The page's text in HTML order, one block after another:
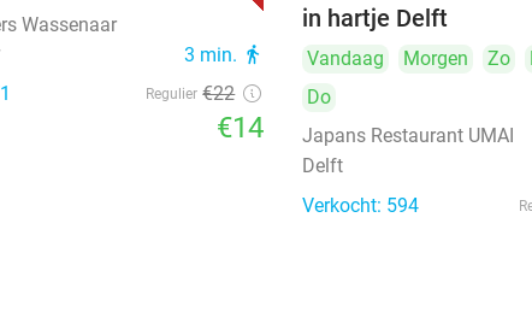
Wassenaar
3 min. directions_walk
Regulier €22
€14
in hartje Delft
Vandaag Morgen Zo
Do
Japans Restaurant UMAI
Delft
Verkocht: 594